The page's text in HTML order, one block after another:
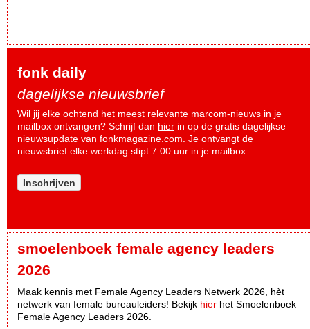
fonk daily
dagelijkse nieuwsbrief
Wil jij elke ochtend het meest relevante marcom-nieuws in je
mailbox ontvangen? Schrijf dan hier in op de gratis dagelijkse
nieuwsupdate van fonkmagazine.com. Je ontvangt de
nieuwsbrief elke werkdag stipt 7.00 uur in je mailbox.
Inschrijven
smoelenboek female agency leaders
2026
Maak kennis met Female Agency Leaders Netwerk 2026, hèt
netwerk van female bureauleiders! Bekijk hier het Smoelenboek
Female Agency Leaders 2026.